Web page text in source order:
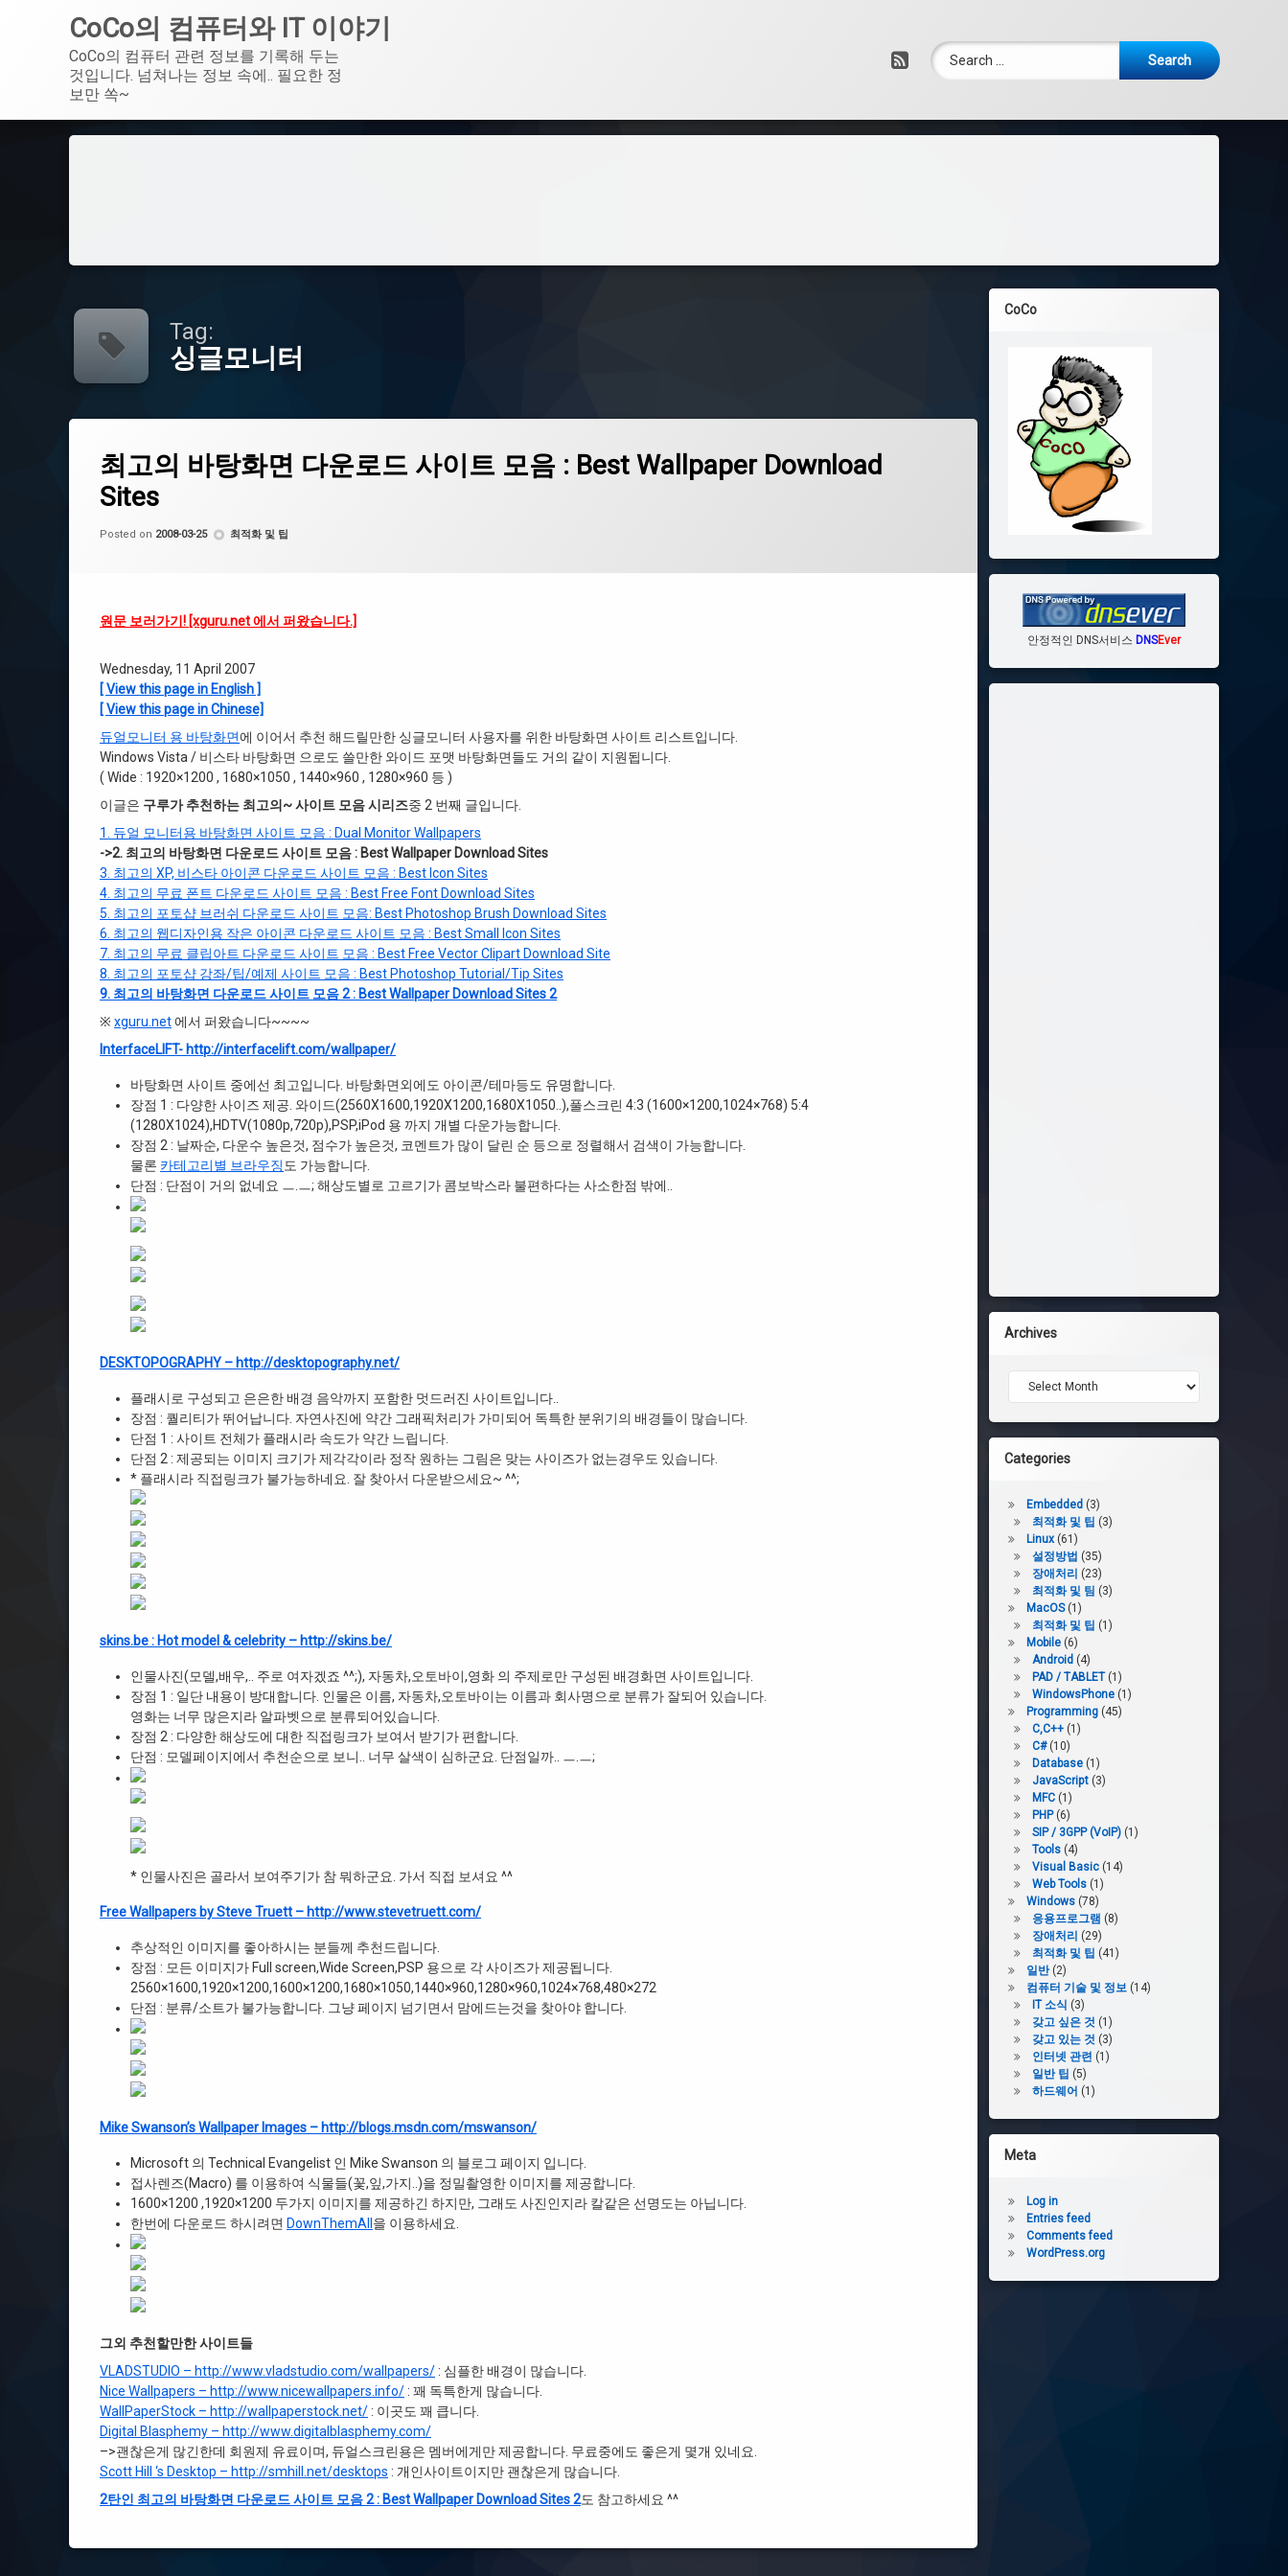
CoCo의 컴퓨터와 IT 이야기
CoCo의 컴퓨터 관련 정보를 기록해 두는
것입니다. 넘쳐나는 정보 속에.. 필요한 정
보만 쏙~
RSSSearch for:
Tag:
싱글모니터
최고의 바탕화면 다운로드 사이트 모음 : Best Wallpaper Download
Sites
Posted on 2008-03-25
by CoCo
Categories:
최적화 및 팁
원문 보러가기! [xguru.net 에서 퍼왔습니다.]
Wednesday, 11 April 2007
[ View this page in English ]
[ View this page in Chinese]
듀얼모니터 용 바탕화면에 이어서 추천 해드릴만한 싱글모니터 사용자를 위한 바탕화면 사이트 리스트입니다.
Windows Vista / 비스타 바탕화면 으로도 쓸만한 와이드 포맷 바탕화면들도 거의 같이 지원됩니다.
( Wide : 1920×1200 , 1680×1050 , 1440×960 , 1280×960 등 )
이글은 구루가 추천하는 최고의~ 사이트 모음 시리즈중 2 번째 글입니다.
1. 듀얼 모니터용 바탕화면 사이트 모음 : Dual Monitor Wallpapers
->2. 최고의 바탕화면 다운로드 사이트 모음 : Best Wallpaper Download Sites
3. 최고의 XP, 비스타 아이콘 다운로드 사이트 모음 : Best Icon Sites
4. 최고의 무료 폰트 다운로드 사이트 모음 : Best Free Font Download Sites
5. 최고의 포토샵 브러쉬 다운로드 사이트 모음: Best Photoshop Brush Download Sites
6. 최고의 웹디자인용 작은 아이콘 다운로드 사이트 모음 : Best Small Icon Sites
7. 최고의 무료 클립아트 다운로드 사이트 모음 : Best Free Vector Clipart Download Site
8. 최고의 포토샵 강좌/팁/예제 사이트 모음 : Best Photoshop Tutorial/Tip Sites
9. 최고의 바탕화면 다운로드 사이트 모음 2 : Best Wallpaper Download Sites 2
※ xguru.net에서 퍼왔습니다~~~~
InterfaceLIFT- http://interfacelift.com/wallpaper/
바탕화면 사이트 중에선 최고입니다. 바탕화면외에도 아이콘/테마등도 유명합니다.
장점 1 : 다양한 사이즈 제공. 와이드(2560X1600,1920X1200,1680X1050..),풀스크린 4:3 (1600×1200,1024×768) 5:4
(1280X1024),HDTV(1080p,720p),PSP,iPod 용 까지 개별 다운가능합니다.
장점 2 : 날짜순, 다운수 높은것, 점수가 높은것, 코멘트가 많이 달린 순 등으로 정렬해서 검색이 가능합니다.
물론 카테고리별 브라우징 도 가능합니다.
단점 : 단점이 거의 없네요 ㅡ.ㅡ; 해상도별로 고르기가 콤보박스라 불편하다는 사소한점 밖에..
DESKTOPOGRAPHY – http://desktopography.net/
플래시로 구성되고 은은한 배경 음악까지 포함한 멋드러진 사이트입니다..
장점 : 퀄리티가 뛰어납니다. 자연사진에 약간 그래픽처리가 가미되어 독특한 분위기의 배경들이 많습니다.
단점 1 : 사이트 전체가 플래시라 속도가 약간 느립니다.
단점 2 : 제공되는 이미지 크기가 제각각이라 정작 원하는 그림은 맞는 사이즈가 없는경우도 있습니다.
* 플래시라 직접링크가 불가능하네요. 잘 찾아서 다운받으세요~ ^^;
skins.be : Hot model & celebrity – http://skins.be/
인물사진(모델,배우,.. 주로 여자겠죠 ^^;), 자동차,오토바이,영화 의 주제로만 구성된 배경화면 사이트입니다.
장점 1 : 일단 내용이 방대합니다. 인물은 이름, 자동차,오토바이는 이름과 회사명으로 분류가 잘되어 있습니다.
영화는 너무 많은지라 알파벳으로 분류되어있습니다.
장점 2 : 다양한 해상도에 대한 직접링크가 보여서 받기가 편합니다.
단점 : 모델페이지에서 추천순으로 보니.. 너무 살색이 심하군요. 단점일까.. ㅡ.ㅡ;
* 인물사진은 골라서 보여주기가 참 뭐하군요. 가서 직접 보셔요 ^^
Free Wallpapers by Steve Truett – http://www.stevetruett.com/
추상적인 이미지를 좋아하시는 분들께 추천드립니다.
장점 : 모든 이미지가 Full screen,Wide Screen,PSP 용으로 각 사이즈가 제공됩니다.
2560×1600,1920×1200,1600×1200,1680×1050,1440×960,1280×960,1024×768,480×272
단점 : 분류/소트가 불가능합니다. 그냥 페이지 넘기면서 맘에드는것을 찾아야 합니다.
Mike Swanson’s Wallpaper Images – http://blogs.msdn.com/mswanson/
Microsoft 의 Technical Evangelist 인 Mike Swanson 의 블로그 페이지 입니다.
접사렌즈(Macro) 를 이용하여 식물들(꽃,잎,가지..)을 정밀촬영한 이미지를 제공합니다.
1600×1200 ,1920×1200 두가지 이미지를 제공하긴 하지만, 그래도 사진인지라 칼같은 선명도는 아닙니다.
한번에 다운로드 하시려면 DownThemAll 을 이용하세요.
그외 추천할만한 사이트들
VLADSTUDIO – http://www.vladstudio.com/wallpapers/ : 심플한 배경이 많습니다.
Nice Wallpapers – http://www.nicewallpapers.info/ : 꽤 독특한게 많습니다.
WallPaperStock – http://wallpaperstock.net/ : 이곳도 꽤 큽니다.
Digital Blasphemy – http://www.digitalblasphemy.com/
–>괜찮은게 많긴한데 회원제 유료이며, 듀얼스크린용은 멤버에게만 제공합니다. 무료중에도 좋은게 몇개 있네요.
Scott Hill ‘s Desktop – http://smhill.net/desktops : 개인사이트이지만 괜찮은게 많습니다.
2탄인 최고의 바탕화면 다운로드 사이트 모음 2 : Best Wallpaper Download Sites 2도 참고하세요 ^^
싱글모니터
CoCo
안정적인 DNS서비스 DNSEver
Archives
Archives
Categories
Embedded(3)
최적화 및 팁 (3)
Linux(61)
설정방법 (35)
장애처리 (23)
최적화 및 팀 (3)
MacOS(1)
최적화 및 팁 (1)
Mobile(6)
Android(4)
PAD / TABLET(1)
WindowsPhone(1)
Programming(45)
C,C++(1)
C#(10)
Database(1)
JavaScript(3)
MFC(1)
PHP(6)
SIP / 3GPP (VoIP)(1)
Tools(4)
Visual Basic(14)
Web Tools(1)
Windows(78)
응용프로그램 (8)
장애처리 (29)
최적화 및 팁 (41)
일반(2)
컴퓨터 기술 및 정보(14)
IT 소식 (3)
갖고 싶은 것 (1)
갖고 있는 것 (3)
인터넷 관련 (1)
일반 팁 (5)
하드웨어 (1)
Meta
Log in
Entries feed
Comments feed
WordPress.org